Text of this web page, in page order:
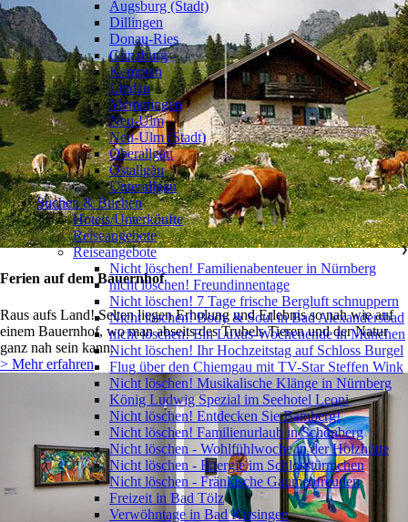
Ferien auf dem Bauernhof
Raus aufs Land! Selten liegen Erholung und Erlebnis so nah wie auf
einem Bauernhof, wo man abseits des Trubels Tieren und der Natur
ganz nah sein kann.
> Mehr erfahren
Augsburg (Stadt)
Dillingen
Donau-Ries
Günzburg
Kempten
Lindau
Memmingen
Neu-Ulm
Neu-Ulm (Stadt)
Oberallgäu
Ostallgäu
Unterallgäu
Suchen & Buchen
Hotels/Unterkünfte
Reiseangebote
Reiseangebote
❯
Nicht löschen! Familienabenteuer in Nürnberg
nicht löschen! Freundinnentage
Nicht löschen! 7 Tage frische Bergluft schnuppern
Nicht löschen! Body & Soul in Bad Alexandersbad
nicht löschen! Ein Luxus-Wochenende in München
Nicht löschen! Ihr Hochzeitstag auf Schloss Burgel
Flug über den Chiemgau mit TV-Star Steffen Wink
Nicht löschen! Musikalische Klänge in Nürnberg
König Ludwig Spezial im Seehotel Leoni
Nicht löschen! Entdecken Sie Bamberg!
Nicht löschen! Familienurlaub in Schönberg
Nicht löschen - Wohlfühlwoche in der Holzhütte
Nicht löschen - Energie im Schlosstürmchen
Nicht löschen - Fränkische Gaumenfreuden
Freizeit in Bad Tölz
Verwöhntage in Bad Kissingen